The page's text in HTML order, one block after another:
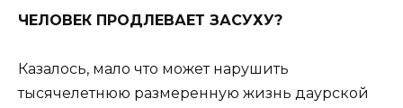
ЧЕЛОВЕК ПРОДЛЕВАЕТ ЗАСУХУ?
Казалось, мало что может нарушить
тысячелетнюю размеренную жизнь даурской